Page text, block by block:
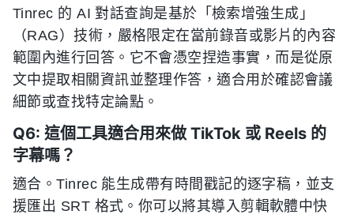
Tinrec 的 AI 對話查詢是基於「檢索增強生成」
（RAG）技術，嚴格限定在當前錄音或影片的內容
範圍內進行回答。它不會憑空捏造事實，而是從原
文中提取相關資訊並整理作答，適合用於確認會議
細節或查找特定論點。
Q6: 這個工具適合用來做 TikTok 或 Reels 的
字幕嗎？
適合。Tinrec 能生成帶有時間戳記的逐字稿，並支
援匯出 SRT 格式。你可以將其導入剪輯軟體中快